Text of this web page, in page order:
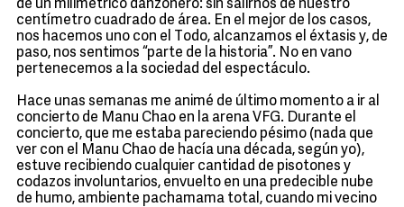
de un milimétrico danzonero: sin salirnos de nuestro
centímetro cuadrado de área. En el mejor de los casos,
nos hacemos uno con el Todo, alcanzamos el éxtasis y, de
paso, nos sentimos “parte de la historia”. No en vano
pertenecemos a la sociedad del espectáculo.
Hace unas semanas me animé de último momento a ir al
concierto de Manu Chao en la arena VFG. Durante el
concierto, que me estaba pareciendo pésimo (nada que
ver con el Manu Chao de hacía una década, según yo),
estuve recibiendo cualquier cantidad de pisotones y
codazos involuntarios, envuelto en una predecible nube
de humo, ambiente pachamama total, cuando mi vecino